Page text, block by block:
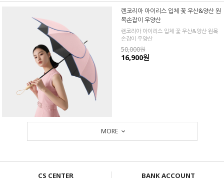
렌코리아 아이리스 입체 꽃 우산&양산 원
목손잡이 우양산
렌코리아 아이리스 입체 꽃 우산&양산 원목
손잡이 우양산
50,000원
16,900원
MORE
CS CENTER BANK ACCOUNT